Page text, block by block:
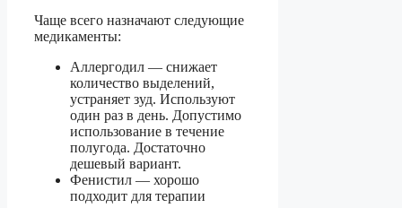
Чаще всего назначают следующие
медикаменты:
Аллергодил — снижает
количество выделений,
устраняет зуд. Используют
один раз в день. Допустимо
использование в течение
полугода. Достаточно
дешевый вариант.
Фенистил — хорошо
подходит для терапии